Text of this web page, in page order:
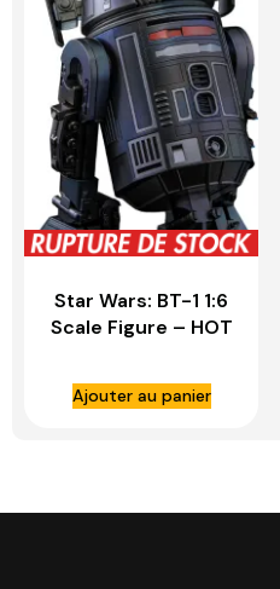
Star Wars: BT-1 1:6
Scale Figure – HOT
Ajouter au panier